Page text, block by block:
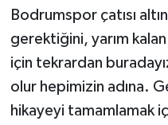
Bodrumspor çatısı
gerektiğini, yarım
için tekrardan
olur hepimizin adına.
hikayeyi tamamlamak